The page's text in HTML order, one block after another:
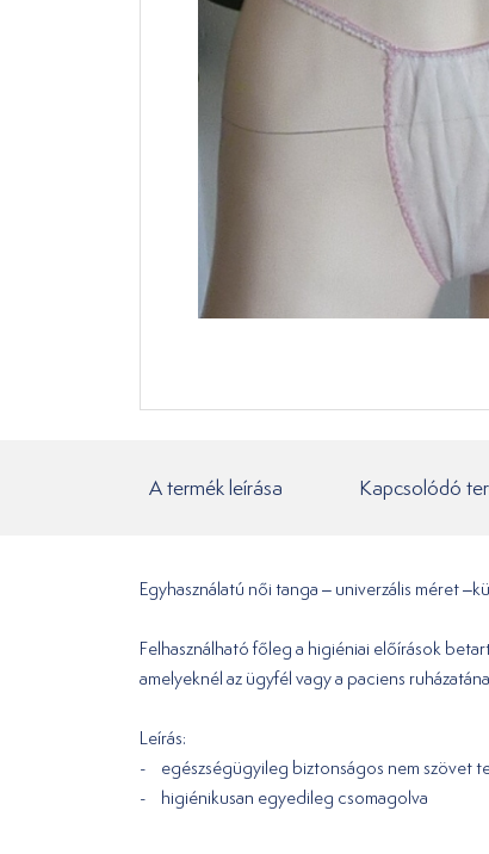
A termék leírása Kapcsolódó
Egyhasználatú női tanga – univerzális méret
Felhasználható főleg a higiéniai előírások
amelyeknél az ügyfél vagy a paciens
Leírás:
- egészségügyileg biztonságos nem szövet
- higiénikusan egyedileg csomagolva